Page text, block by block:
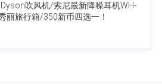
吹风机/索尼最新降噪耳机WH-
丽旅行箱/350新币四选一！